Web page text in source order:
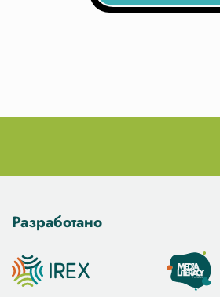
Разработано